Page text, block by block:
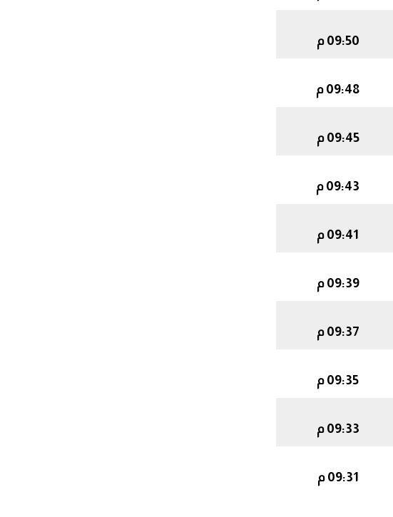
09:50 م
09:48 م
09:45 م
09:43 م
09:41 م
09:39 م
09:37 م
09:35 م
09:33 م
09:31 م